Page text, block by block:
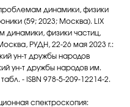
динамики, физики
(59; 2023; Москва). LIX
физики частиц,
РУДН, 22-26 мая 2023 г.:
ун-т дружбы народов
ун-т дружбы народов им.
- ISBN 978-5-209-12214-2.
спектроскопия: